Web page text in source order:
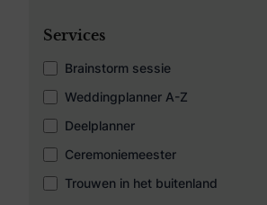
Services
Brainstorm sessie
Weddingplanner A-Z
Deelplanner
Ceremoniemeester
Trouwen in het buitenland